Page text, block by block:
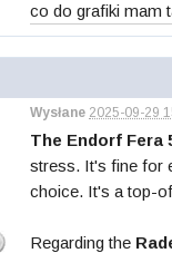
co do grafiki mam
Wysłane 2025-09-29
The Endorf Fera
stress. It's fine for
choice. It's a top-
Regarding the